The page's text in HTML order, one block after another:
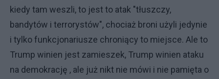
kiedy tam weszli, to jest to atak "tłuszczy,
bandytów i terrorystów", chociaż broni użyli jedynie
i tylko funkcjonariusze chroniący to miejsce. Ale to
Trump winien jest zamieszek, Trump winien ataku
na demokrację , ale już nikt nie mówi i nie pamięta o